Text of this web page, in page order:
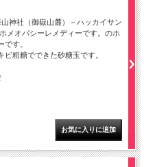
神社（御嶽山麓）－ハッカイサン
メオパシーレメディーです。のホ
です。
ビ粗糖でできた砂糖玉です。